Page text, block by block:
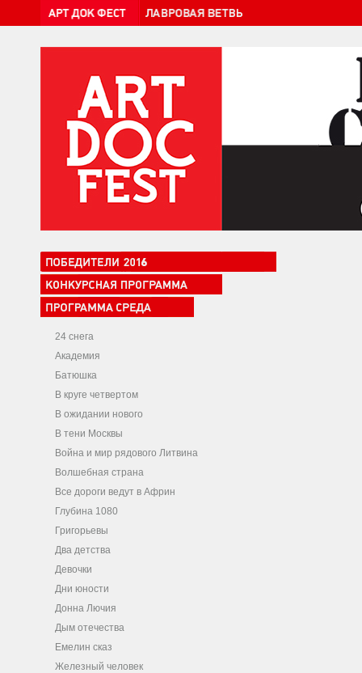
24 снега
Академия
Батюшка
В круге четвертом
В ожидании нового
В тени Москвы
Война и мир рядового Литвина
Волшебная страна
Все дороги ведут в Африн
Глубина 1080
Григорьевы
Два детства
Девочки
Дни юности
Донна Лючия
Дым отечества
Емелин сказ
Железный человек